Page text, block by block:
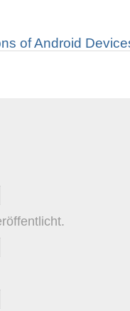
of Android